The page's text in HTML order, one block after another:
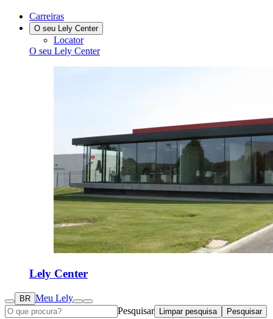
Carreiras
O seu Lely Center
Locator
O seu Lely Center
Lely Center
BR Meu Lely
Pesquisar
Limpar pesquisa Pesquisar